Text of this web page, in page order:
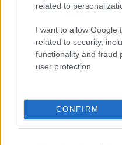
related to
I want to allow Google
related to security,
functionality and fraud
user protection.
CONFIRM
Pausa caffè
soluzione
Monte Pino, la
Raid nelle
la rete